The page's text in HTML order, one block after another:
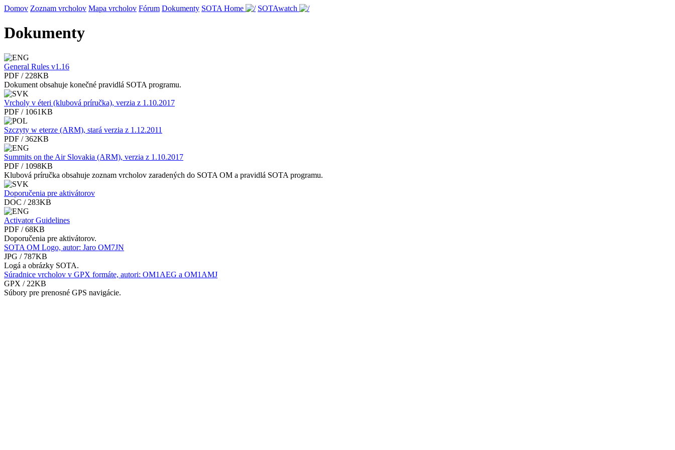
Domov Zoznam vrcholov Mapa vrcholov Fórum Dokumenty SOTA Home SOTAwatch
Dokumenty
General Rules v1.16
PDF / 228KB
Dokument obsahuje konečné pravidlá SOTA programu.
Vrcholy v éteri (klubová príručka), verzia z 1.10.2017
PDF / 1061KB
Szczyty w eterze (ARM), stará verzia z 1.12.2011
PDF / 362KB
Summits on the Air Slovakia (ARM), verzia z 1.10.2017
PDF / 1098KB
Klubová príručka obsahuje zoznam vrcholov zaradených do SOTA OM a pravidlá SOTA programu.
Doporučenia pre aktivátorov
DOC / 283KB
Activator Guidelines
PDF / 68KB
Doporučenia pre aktivátorov.
SOTA OM Logo, autor: Jaro OM7JN
JPG / 787KB
Logá a obrázky SOTA.
Súradnice vrcholov v GPX formáte, autori: OM1AEG a OM1AMJ
GPX / 22KB
Súbory pre prenosné GPS navigácie.